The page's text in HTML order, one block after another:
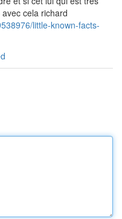
cela richard
little-known-facts-